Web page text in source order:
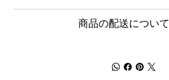
商品の配送について